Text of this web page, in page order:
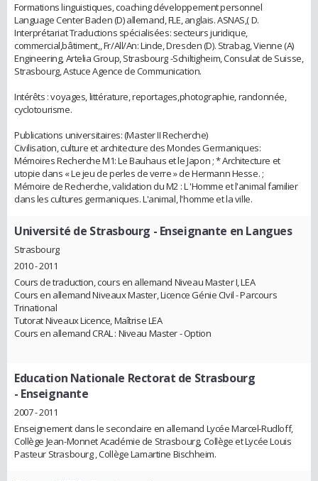
Formations linguistiques, coaching développement personnel
Language Center Baden (D) allemand, FLE, anglais. ASNAS,( D.
Interprétariat Traductions spécialisées: secteurs juridique,
commercial,bâtiment,, Fr/All/An: Linde, Dresden (D). Strabag, Vienne (A)
Engineering, Artelia Group, Strasbourg -Schiltigheim, Consulat de Suisse,
Strasbourg, Astuce Agence de Communication.
Intérêts : voyages, littérature, reportages,photographie, randonnée,
cyclotourisme.
Publications universitaires: (Master II Recherche)
Civilisation, culture et architecture des Mondes Germaniques:
Mémoires Recherche M1: Le Bauhaus et le Japon ; * Architecture et
utopie dans « Le jeu de perles de verre » de Hermann Hesse. ;
Mémoire de Recherche, validation du M2 : L 'Homme et l'animal familier
dans les cultures germaniques. L'animal, l'homme et la ville.
Université de Strasbourg - Enseignante en Langues
Strasbourg
2010 - 2011
Cours de traduction, cours en allemand Niveau Master I, LEA
Cours en allemand Niveaux Master, Licence Génie CIvil - Parcours
Trinational
Tutorat Niveaux Licence, Maîtrise LEA
Cours en allemand CRAL : Niveau Master - Option
Education Nationale Rectorat de Strasbourg
- Enseignante
2007 - 2011
Enseignement dans le secondaire en allemand Lycée Marcel-Rudloff,
Collège Jean-Monnet Académie de Strasbourg, Collège et Lycée Louis
Pasteur Strasbourg , Collège Lamartine Bischheim.